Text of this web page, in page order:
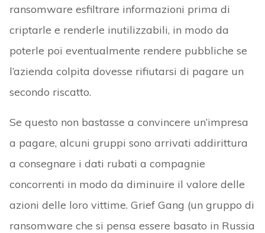
ransomware esfiltrare informazioni prima di
criptarle e renderle inutilizzabili, in modo da
poterle poi eventualmente rendere pubbliche se
l’azienda colpita dovesse rifiutarsi di pagare un
secondo riscatto.
Se questo non bastasse a convincere un’impresa
a pagare, alcuni gruppi sono arrivati addirittura
a consegnare i dati rubati a compagnie
concorrenti in modo da diminuire il valore delle
azioni delle loro vittime. Grief Gang (un gruppo di
ransomware che si pensa essere basato in Russia